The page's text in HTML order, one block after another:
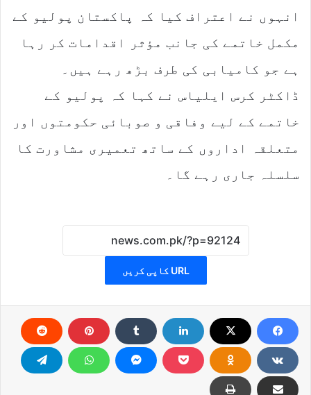
انہوں نے اعتراف کیا کہ پاکستان پولیو کے
مکمل خاتمے کی جانب مؤثر اقدامات کر رہا
ہے جو کامیابی کی طرف بڑھ رہے ہیں۔
ڈاکٹر کرس ایلیاس نے کہا کہ پولیو کے
خاتمے کے لیے وفاقی و صوبائی حکومتوں اور
متعلقہ اداروں کے ساتھ تعمیری مشاورت کا
سلسلہ جاری رہے گا۔
URL کاپی کریں